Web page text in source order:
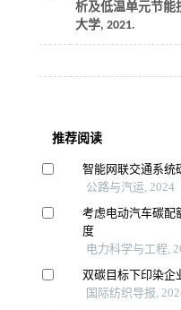
析及低温单元节能
大学, 2021.